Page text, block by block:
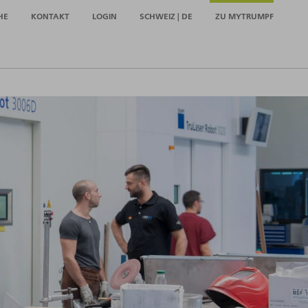
KONTAKT LOGIN SCHWEIZ | DE ZU MYTRUMPF